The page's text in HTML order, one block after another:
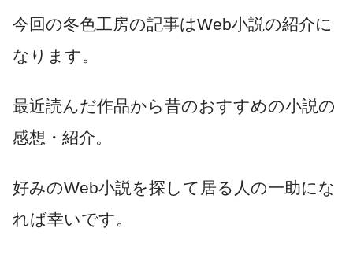
今回の冬色工房の記事はWeb小説の紹介に
なります。
最近読んだ作品から昔のおすすめの小説の
感想・紹介。
好みのWeb小説を探して居る人の一助にな
れば幸いです。